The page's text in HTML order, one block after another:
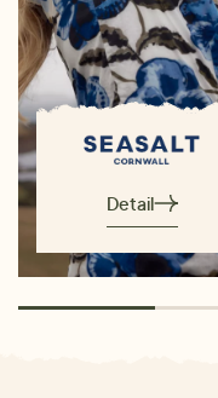
Detail